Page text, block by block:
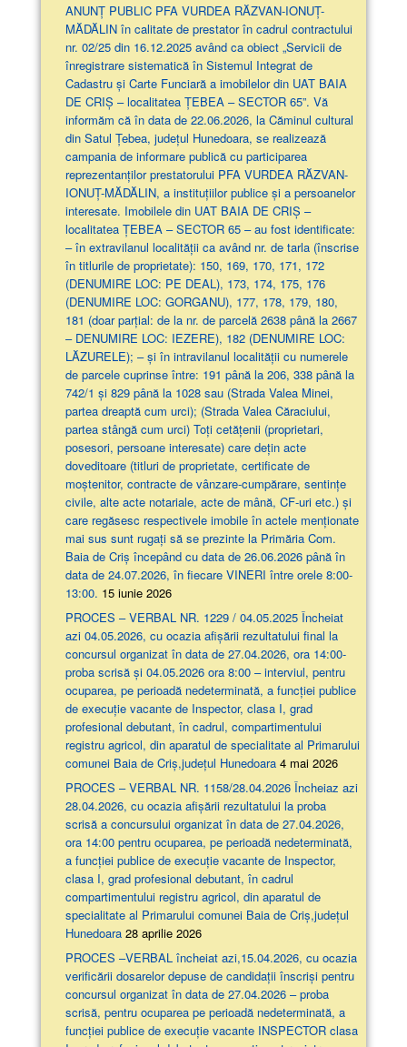
ANUNŢ PUBLIC PFA VURDEA RĂZVAN-IONUȚ-
MĂDĂLIN în calitate de prestator în cadrul contractului
nr. 02/25 din 16.12.2025 având ca obiect „Servicii de
înregistrare sistematică în Sistemul Integrat de
Cadastru și Carte Funciară a imobilelor din UAT BAIA
DE CRIȘ – localitatea ȚEBEA – SECTOR 65”. Vă
informăm că în data de 22.06.2026, la Căminul cultural
din Satul Țebea, județul Hunedoara, se realizează
campania de informare publică cu participarea
reprezentanților prestatorului PFA VURDEA RĂZVAN-
IONUȚ-MĂDĂLIN, a instituțiilor publice și a persoanelor
interesate. Imobilele din UAT BAIA DE CRIȘ –
localitatea ȚEBEA – SECTOR 65 – au fost identificate:
– în extravilanul localităţii ca având nr. de tarla (înscrise
în titlurile de proprietate): 150, 169, 170, 171, 172
(DENUMIRE LOC: PE DEAL), 173, 174, 175, 176
(DENUMIRE LOC: GORGANU), 177, 178, 179, 180,
181 (doar parţial: de la nr. de parcelă 2638 până la 2667
– DENUMIRE LOC: IEZERE), 182 (DENUMIRE LOC:
LĂZURELE); – și în intravilanul localității cu numerele
de parcele cuprinse între: 191 până la 206, 338 până la
742/1 și 829 până la 1028 sau (Strada Valea Minei,
partea dreaptă cum urci); (Strada Valea Căraciului,
partea stângă cum urci) Toți cetățenii (proprietari,
posesori, persoane interesate) care dețin acte
doveditoare (titluri de proprietate, certificate de
moștenitor, contracte de vânzare-cumpărare, sentințe
civile, alte acte notariale, acte de mână, CF-uri etc.) și
care regăsesc respectivele imobile în actele menționate
mai sus sunt rugați să se prezinte la Primăria Com.
Baia de Criș începând cu data de 26.06.2026 până în
data de 24.07.2026, în fiecare VINERI între orele 8:00-
13:00. 15 iunie 2026
PROCES – VERBAL NR. 1229 / 04.05.2025 Încheiat
azi 04.05.2026, cu ocazia afişării rezultatului final la
concursul organizat în data de 27.04.2026, ora 14:00-
proba scrisă şi 04.05.2026 ora 8:00 – interviul, pentru
ocuparea, pe perioadă nedeterminată, a funcției publice
de execuție vacante de Inspector, clasa I, grad
profesional debutant, în cadrul, compartimentului
registru agricol, din aparatul de specialitate al Primarului
comunei Baia de Criș,județul Hunedoara 4 mai 2026
PROCES – VERBAL NR. 1158/28.04.2026 Încheiaz azi
28.04.2026, cu ocazia afişării rezultatului la proba
scrisă a concursului organizat în data de 27.04.2026,
ora 14:00 pentru ocuparea, pe perioadă nedeterminată,
a funcției publice de execuție vacante de Inspector,
clasa I, grad profesional debutant, în cadrul
compartimentului registru agricol, din aparatul de
specialitate al Primarului comunei Baia de Criș,județul
Hunedoara 28 aprilie 2026
PROCES –VERBAL încheiat azi,15.04.2026, cu ocazia
verificării dosarelor depuse de candidații înscriși pentru
concursul organizat în data de 27.04.2026 – proba
scrisă, pentru ocuparea pe perioadă nedeterminată, a
funcției publice de execuție vacante INSPECTOR clasa